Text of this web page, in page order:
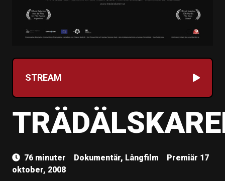
STREAM
76 minuter Dokumentär, Långfilm
Premiär 17
oktober, 2008